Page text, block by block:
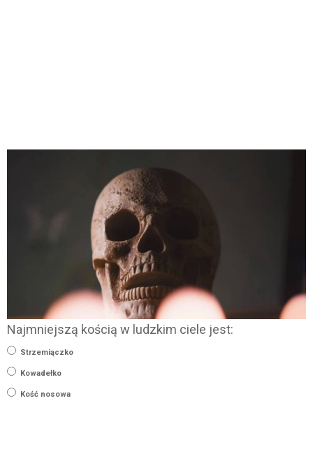
Najmniejszą kością w ludzkim ciele jest:
Strzemiączko
Kowadełko
Kość nosowa